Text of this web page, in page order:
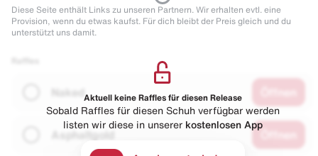
Diese Seite enthält Links zu unseren Partnern. Wir erhalten evtl. eine
Provision, wenn du etwas kaufst. Für dich bleibt der Preis gleich und du
unterstützt uns damit.
Naked
Asphaltgold
Aktuell keine Raffles für diesen Release
Sobald Raffles für diesen Schuh verfügbar werden
listen wir diese in unserer kostenlosen App